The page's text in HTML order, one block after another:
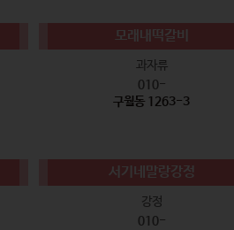
모래내떡갈비
과자류
010-
구월동 1263-3
서기네말랑강정
강정
010-